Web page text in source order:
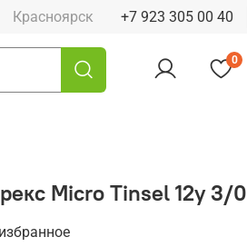
Красноярск +7 923 305 00 40
0
Micro Tinsel 12y 3/0